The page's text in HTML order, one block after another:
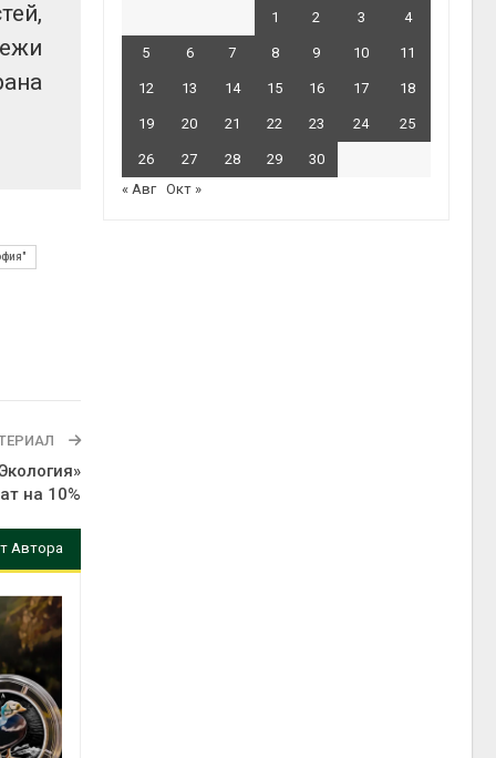
на 10%
Автора
1 2 3 4
5 6 7 8 9 10 11
12 13 14 15 16 17 18
19 20 21 22 23 24 25
26 27 28 29
30
« Авг Окт »